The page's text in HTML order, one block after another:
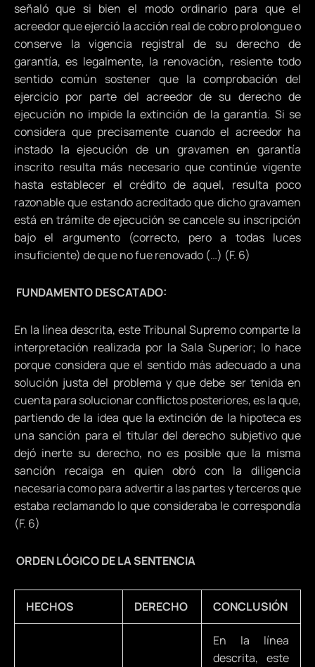
señaló que si bien el modo ordinario para que el
acreedor que ejerció la acción real de cobro prolongue o
conserve la vigencia registral de su derecho de
garantía, es legalmente, la renovación, resiente todo
sentido común sostener que la comprobación del
ejercicio por parte del acreedor de su derecho de
ejecución no impide la extinción de la garantía. Si se
considera que precisamente cuando el acreedor ha
instado la ejecución de un gravamen en garantía
inscrito resulta más necesario que continúe vigente
hasta establecer el crédito de aquel, resulta poco
razonable que estando acreditado que dicho gravamen
está en trámite de ejecución se cancele su inscripción
bajo el argumento (correcto, pero a todas luces
insuficiente) de que no fue renovado (…) (F. 6)
FUNDAMENTO DESCATADO:
En la línea descrita, este Tribunal Supremo comparte la
interpretación realizada por la Sala Superior; lo hace
porque considera que el sentido más adecuado a una
solución justa del problema y que debe ser tenida en
cuenta para solucionar conflictos posteriores, es la que,
partiendo de la idea que la extinción de la hipoteca es
una sanción para el titular del derecho subjetivo que
dejó inerte su derecho, no es posible que la misma
sanción recaiga en quien obró con la diligencia
necesaria como para advertir a las partes y terceros que
estaba reclamando lo que consideraba le correspondía
(F. 6)
ORDEN LÓGICO DE LA SENTENCIA
HECHOS DERECHO CONCLUSIÓN
En la línea
descrita, este